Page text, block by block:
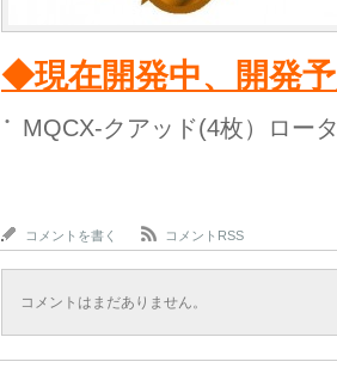
◆現在開発中、開発
MQCX-クアッド(4枚）ロー
コメントを書く コメントRSS
コメントはまだありません。